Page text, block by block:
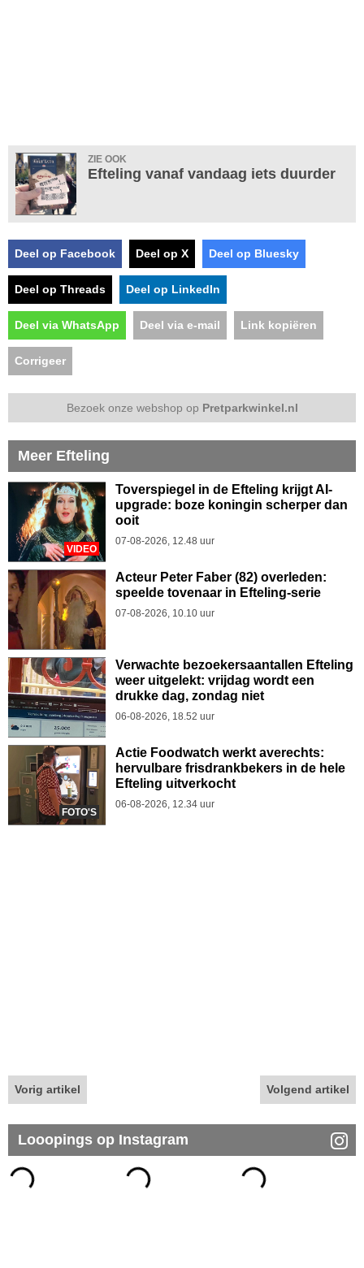
ZIE OOK
Efteling vanaf vandaag iets duurder
Deel op Facebook Deel op X Deel op Bluesky
Deel op Threads Deel op LinkedIn
Deel via WhatsApp Deel via e-mail Link kopiëren
Corrigeer
Bezoek onze webshop op Pretparkwinkel.nl
Meer Efteling
VIDEO
Toverspiegel in de Efteling krijgt AI-
upgrade: boze koningin scherper dan
ooit
07-08-2026, 12.48 uur
Acteur Peter Faber (82) overleden:
speelde tovenaar in Efteling-serie
07-08-2026, 10.10 uur
Verwachte bezoekersaantallen Efteling
weer uitgelekt: vrijdag wordt een
drukke dag, zondag niet
06-08-2026, 18.52 uur
FOTO'S
Actie Foodwatch werkt averechts:
hervulbare frisdrankbekers in de hele
Efteling uitverkocht
06-08-2026, 12.34 uur
Vorig artikel Volgend artikel
Looopings op Instagram